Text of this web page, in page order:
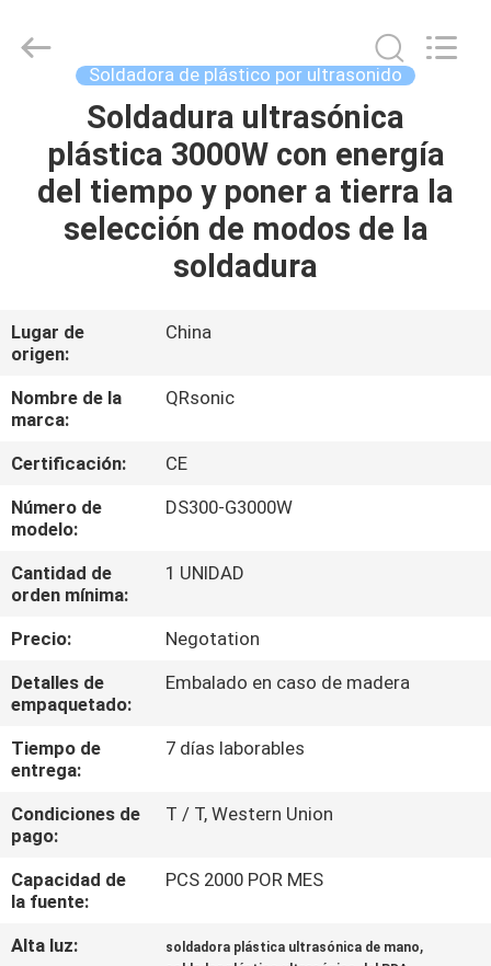
HOGAR
PRODUCTOS
NOSOTROS
VISITA
A
LA
FÁBRICA
CONTROL
CALIDAD
CONTÁCTENOS
CASOS
SOLICITAR
Automation
Equipment
Soldadora de plástico por ultrasonido
Soldadura ultrasónica
plástica 3000W con energía
del tiempo y poner a tierra la
selección de modos de la
soldadura
Lugar de
origen:
China
Nombre de la
marca:
QRsonic
Certificación:
CE
Número de
modelo:
DS300-G3000W
Cantidad de
orden mínima:
1 UNIDAD
Precio:
Negotation
Detalles de
empaquetado:
Embalado en caso de madera
Tiempo de
entrega:
7 días laborables
Condiciones de
pago:
T / T, Western Union
Capacidad de
la fuente:
PCS 2000 POR MES
Alta luz: soldadora plástica ultrasónica de mano,